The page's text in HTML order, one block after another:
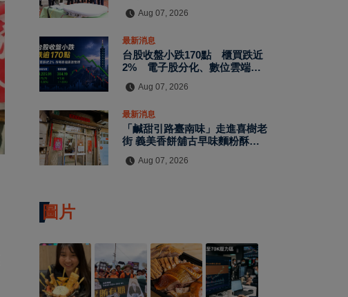
Aug 07, 2026
最新消息
台股收盤小跌170點 櫃買跌近
2% 電子股分化、數位雲端與
Aug 07, 2026
最新消息
「鹹甜引路臺南味」走進喜樹老
街 義美香餅舖古早味麵粉酥、
Aug 07, 2026
圖片